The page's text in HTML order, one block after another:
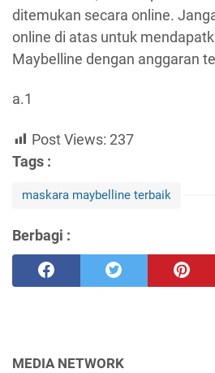
ditemukan secara online.
online di atas untuk
Maybelline dengan anggaran
a.1
Post Views: 237
Tags :
maskara maybelline terbaik
Berbagi :
MEDIA NETWORK